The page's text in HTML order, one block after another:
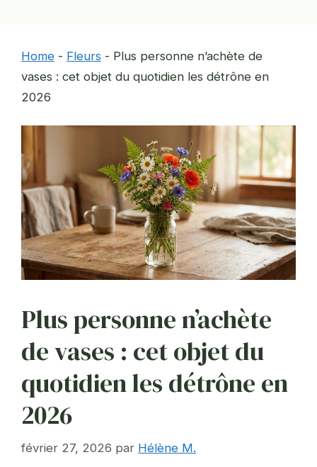
Home - Fleurs - Plus personne n’achète de
vases : cet objet du quotidien les détrône en
2026
Plus personne n’achète
de vases : cet objet du
quotidien les détrône en
2026
février 27, 2026 par Hélène M.